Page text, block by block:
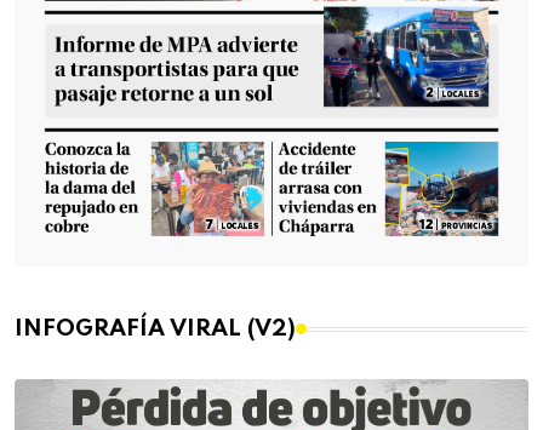
INFOGRAFÍA VIRAL (V2)